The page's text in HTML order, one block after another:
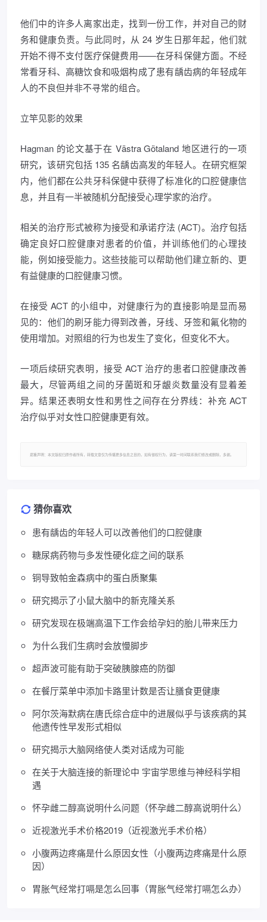
他们中的许多人离家出走，找到一份工作，并对自己的财
务和健康负责。与此同时，从 24 岁生日那年起，他们就
开始不得不支付医疗保健费用——在牙科保健方面。不经
常看牙科、高糖饮食和吸烟构成了患有龋齿病的年轻成年
人的不良但并非不寻常的组合。
立竿见影的效果
Hagman 的论文基于在 Västra Götaland 地区进行的一项
研究，该研究包括 135 名龋齿高发的年轻人。在研究框架
内，他们都在公共牙科保健中获得了标准化的口腔健康信
息，并且有一半被随机分配接受心理学家的治疗。
相关的治疗形式被称为接受和承诺疗法 (ACT)。治疗包括
确定良好口腔健康对患者的价值，并训练他们的心理技
能，例如接受能力。这些技能可以帮助他们建立新的、更
有益健康的口腔健康习惯。
在接受 ACT 的小组中，对健康行为的直接影响是显而易
见的：他们的刷牙能力得到改善，牙线、牙签和氟化物的
使用增加。对照组的行为也发生了变化，但变化不大。
一项后续研究表明，接受 ACT 治疗的患者口腔健康改善
最大，尽管两组之间的牙菌斑和牙龈炎数量没有显着差
异。结果还表明女性和男性之间存在分界线：补充 ACT
治疗似乎对女性口腔健康更有效。
郑重声明：本文版权归原作者所有，转载文章仅为传播更多信息之目的，如有侵权行为，请第一时间联系我们修改或删除，多谢。
猜你喜欢
患有龋齿的年轻人可以改善他们的口腔健康
糖尿病药物与多发性硬化症之间的联系
铜导致帕金森病中的蛋白质聚集
研究揭示了小鼠大脑中的新克隆关系
研究发现在极端高温下工作会给孕妇的胎儿带来压力
为什么我们生病时会放慢脚步
超声波可能有助于突破胰腺癌的防御
在餐厅菜单中添加卡路里计数是否让膳食更健康
阿尔茨海默病在唐氏综合症中的进展似乎与该疾病的其
他遗传性早发形式相似
研究揭示大脑网络使人类对话成为可能
在关于大脑连接的新理论中 宇宙学思维与神经科学相
遇
怀孕雌二醇高说明什么问题（怀孕雌二醇高说明什么）
近视激光手术价格2019（近视激光手术价格）
小腹两边疼痛是什么原因女性（小腹两边疼痛是什么原
因）
胃胀气经常打嗝是怎么回事（胃胀气经常打嗝怎么办）